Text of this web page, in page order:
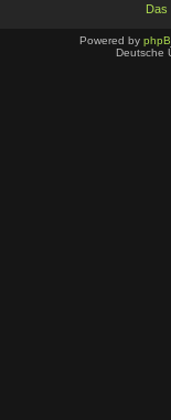
Das
Powered by
Deutsche